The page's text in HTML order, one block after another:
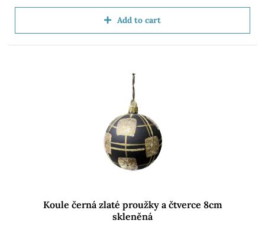
Add to cart
Koule černá zlaté proužky a čtverce 8cm
skleněná